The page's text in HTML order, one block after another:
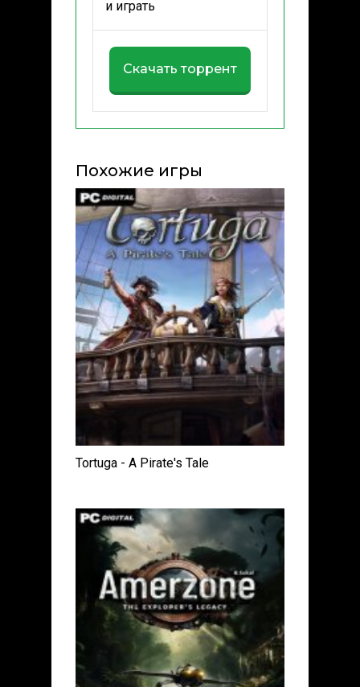
и играть
Скачать торрент
Похожие игры
Tortuga - A Pirate's Tale